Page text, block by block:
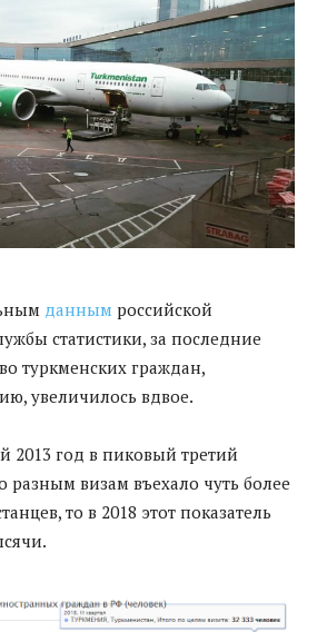
данным российской
статистики, за последние
туркменских граждан,
увеличилось вдвое.
2013 год в пиковый третий
разным визам въехало чуть более
то в 2018 этот показатель